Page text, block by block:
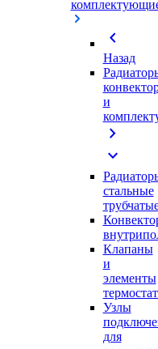
chevron_left
Назад
и
chevron_right
expand_more
стальные
Клапаны
и
элементы
Узлы
для